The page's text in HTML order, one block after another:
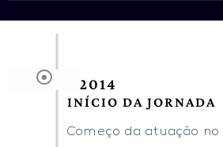
2014
INÍCIO DA JORNADA
Começo da atuação